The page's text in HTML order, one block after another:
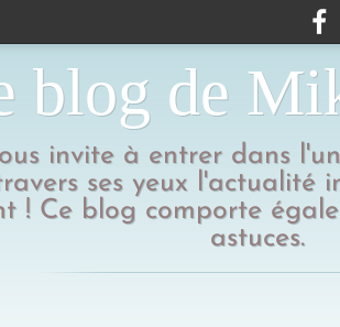
blog de
invite à entrer dans
ses yeux l'actualité
! Ce blog comporte
astuces.